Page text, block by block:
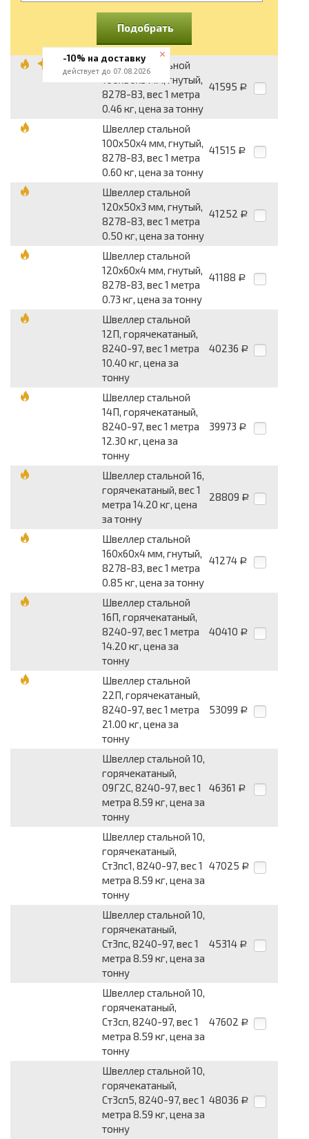
Подобрать
Швеллер стальной
100x50x3 мм, гнутый,
8278-83, вес 1 метра
0.46 кг, цена за тонну
41595 Р
Швеллер стальной
100x50x4 мм, гнутый,
8278-83, вес 1 метра
0.60 кг, цена за тонну
41515 Р
Швеллер стальной
120x50x3 мм, гнутый,
8278-83, вес 1 метра
0.50 кг, цена за тонну
41252 Р
Швеллер стальной
120x60x4 мм, гнутый,
8278-83, вес 1 метра
0.73 кг, цена за тонну
41188 Р
Швеллер стальной
12П, горячекатаный,
8240-97, вес 1 метра
10.40 кг, цена за
тонну
40236 Р
Швеллер стальной
14П, горячекатаный,
8240-97, вес 1 метра
12.30 кг, цена за
тонну
39973 Р
Швеллер стальной 16,
горячекатаный, вес 1
метра 14.20 кг, цена
за тонну
28809 Р
Швеллер стальной
160x60x4 мм, гнутый,
8278-83, вес 1 метра
0.85 кг, цена за тонну
41274 Р
Швеллер стальной
16П, горячекатаный,
8240-97, вес 1 метра
14.20 кг, цена за
тонну
40410 Р
Швеллер стальной
22П, горячекатаный,
8240-97, вес 1 метра
21.00 кг, цена за
тонну
53099 Р
Швеллер стальной 10,
горячекатаный,
09Г2С, 8240-97, вес 1
метра 8.59 кг, цена за
тонну
46361 Р
Швеллер стальной 10,
горячекатаный,
Ст3пс1, 8240-97, вес 1
метра 8.59 кг, цена за
тонну
47025 Р
Швеллер стальной 10,
горячекатаный,
Ст3пс, 8240-97, вес 1
метра 8.59 кг, цена за
тонну
45314 Р
Швеллер стальной 10,
горячекатаный,
Ст3сп, 8240-97, вес 1
метра 8.59 кг, цена за
тонну
47602 Р
Швеллер стальной 10,
горячекатаный,
Ст3сп5, 8240-97, вес 1
метра 8.59 кг, цена за
тонну
48036 Р
-10% на доставку
действует до 07.08.2026